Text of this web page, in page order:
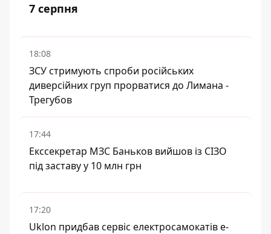
7 серпня
18:08
ЗСУ стримують спроби російських
диверсійних груп прорватися до Лимана -
Трегубов
17:44
Екссекретар МЗС Баньков вийшов із СІЗО
під заставу у 10 млн грн
17:20
Uklon придбав сервіс електросамокатів e-